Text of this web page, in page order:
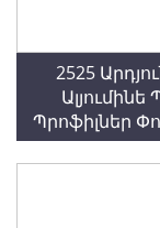
2525
Ալյումինե
Պրոֆիլներ
3D